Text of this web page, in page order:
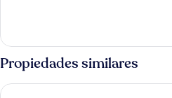
Room
Standard
Propiedades similares
Delamar Hotel